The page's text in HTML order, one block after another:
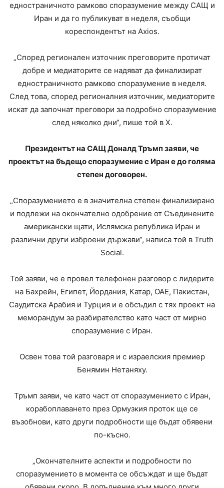
едностраничното рамково споразумение между САЩ и
Иран и да го публикуват в неделя, съобщи
кореспондентът на Axios.
„Според регионален източник преговорите протичат
добре и медиаторите се надяват да финализират
едностраничното рамково споразумение в неделя.
След това, според регионалния източник, медиаторите
искат да започнат преговори за подробно споразумение
след няколко дни“, пише той в X.
Президентът на САЩ Доналд Тръмп заяви, че
проектът на бъдещо споразумение с Иран е до голяма
степен договорен.
„Споразумението е в значителна степен финализирано
и подлежи на окончателно одобрение от Съединените
американски щати, Ислямска република Иран и
различни други изброени държави“, написа той в Truth
Social.
Той заяви, че е провел телефонен разговор с лидерите
на Бахрейн, Египет, Йордания, Катар, ОАЕ, Пакистан,
Саудитска Арабия и Турция и е обсъдил с тях проект на
меморандум за разбирателство като част от мирно
споразумение с Иран.
Освен това той разговаря и с израелския премиер
Бенямин Нетаняху.
Тръмп заяви, че като част от споразумението с Иран,
корабоплаването през Ормузкия проток ще се
възобнови, като други подробности ще бъдат обявени
по-късно.
„Окончателните аспекти и подробности по
споразумението в момента се обсъждат и ще бъдат